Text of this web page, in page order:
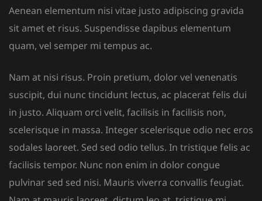
Aenean elementum nisi vitae justo adipiscing gravida
sit amet et risus. Suspendisse dapibus elementum
quam, vel semper mi tempus ac.
Nam at nisi risus. Proin pretium, dolor vel venenatis
suscipit, dui nunc tincidunt lectus, ac placerat felis dui
in justo. Aliquam orci velit, facilisis in facilisis non,
scelerisque in massa. Integer scelerisque odio nec eros
sodales laoreet. Sed sed odio tellus. In tristique felis ac
facilisis tempor. Nunc non enim in dolor congue
pulvinar sed sed nisi. Mauris viverra convallis feugiat.